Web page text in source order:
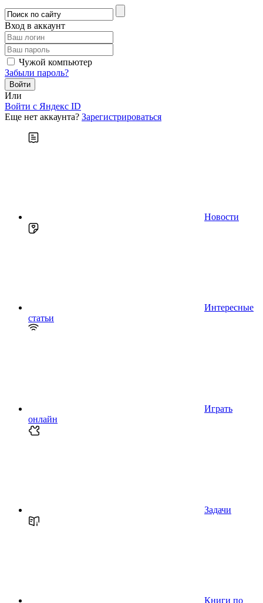
Вход в аккаунт
Чужой компьютер
Забыли пароль?
Или
Войти c Яндекс ID
Еще нет аккаунта? Зарегистрироваться
Новости
Интересные
статьи
Играть
онлайн
Задачи
Книги по